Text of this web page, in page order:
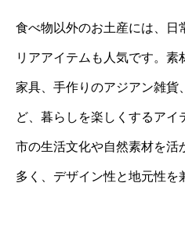
食べ物以外のお土産には、日
リアアイテムも人気です。素
家具、手作りのアジアン雑貨
ど、暮らしを楽しくするアイ
市の生活文化や自然素材を活
多く、デザイン性と地元性を